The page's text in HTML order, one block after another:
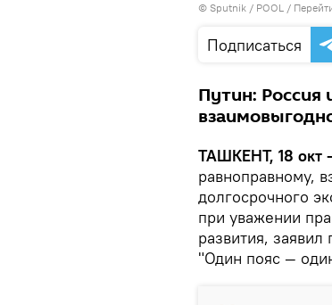
© Sputnik / POOL /
Подписаться
Путин: Россия
ТАШКЕНТ, 18 окт
равноправному,
долгосрочного
при уважении
развития,
"Один пояс —